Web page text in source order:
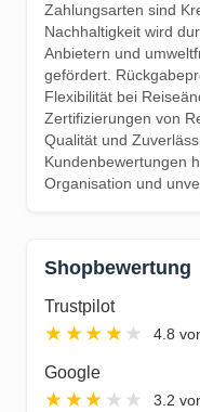
Zahlungsarten sind
Nachhaltigkeit wird
Anbietern und
gefördert.
Flexibilität bei
Zertifizierungen von
Qualität und
Kundenbewertungen
Organisation und
Shopbewertung
Trustpilot
★★★★ ★ 4.8
Google
★★★ ★ ★ 3.2